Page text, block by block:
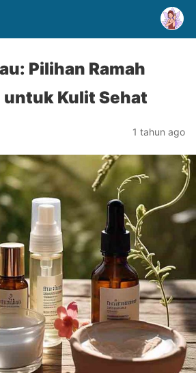
Pilihan Ramah
Kulit Sehat
1 tahun ago